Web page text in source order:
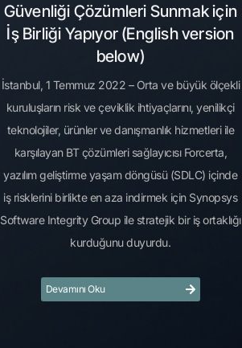
Güvenliği Çözümleri Sunmak için
İş Birliği Yapıyor (English version
below)
İstanbul, 1 Temmuz 2022 – Orta ve büyük ölçekli
kuruluşların risk ve çeviklik ihtiyaçlarını, yenilikçi
teknolojiler, ürünler ve danışmanlık hizmetleri ile
karşılayan BT çözümleri sağlayıcısı Forcerta,
yazılım geliştirme yaşam döngüsü (SDLC) içinde
iş risklerini birlikte en aza indirmek için Synopsys
Software Integrity Group ile stratejik bir iş ortaklığı
kurduğunu duyurdu.
Devamını Oku